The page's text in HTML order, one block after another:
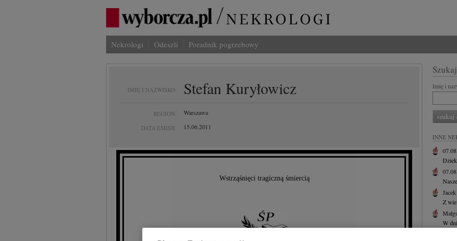
Nekrologi Odeszli Poradnik pogrzebowy
IMIĘ I NAZWISKO: Stefan Kuryłowicz
REGION: Warszawa
DATA EMISJI: 15.06.2011
Wstrząśnięci tragiczną śmiercią
Imię i
INNE
Z
W